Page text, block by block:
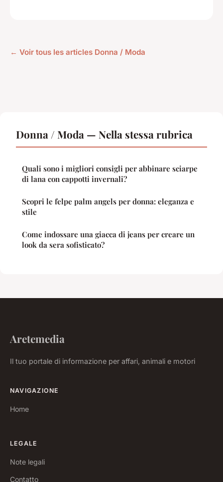
← Voir tous les articles Donna / Moda
Donna / Moda — Nella stessa rubrica
Quali sono i migliori consigli per abbinare sciarpe
di lana con cappotti invernali?
Scopri le felpe palm angels per donna: eleganza e
stile
Come indossare una giacca di jeans per creare un
look da sera sofisticato?
Aretemedia
Il tuo portale di informazione per affari, animali e motori
NAVIGAZIONE
Home
LEGALE
Note legali
Contatto